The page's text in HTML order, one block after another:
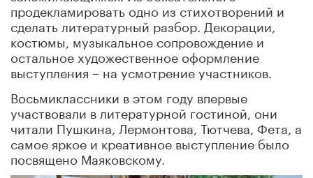
продекламировать одно из стихотворений и
сделать литературный разбор. Декорации,
костюмы, музыкальное сопровождение и
остальное художественное оформление
выступления – на усмотрение участников.
Восьмиклассники в этом году впервые
участвовали в литературной гостиной, они
читали Пушкина, Лермонтова, Тютчева, Фета, а
самое яркое и креативное выступление было
посвящено Маяковскому.